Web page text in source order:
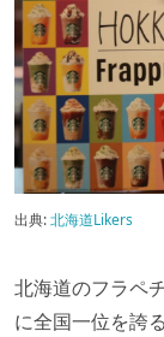
出典:北海道Likers
北海道のフラペ
に全国一位を誇